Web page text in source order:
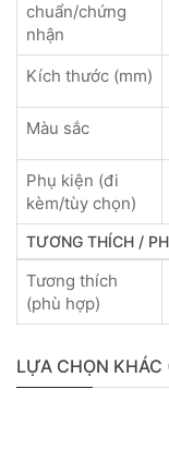
chuẩn/chứng
nhận
Kích thước (mm)
Màu sắc
Phụ kiện (đi
kèm/tùy chọn)
TƯƠNG THÍCH /
Tương thích
(phù hợp)
LỰA CHỌN KHÁC